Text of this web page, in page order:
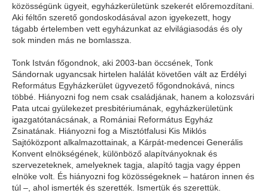
közösségünk ügyeit, egyházkerületünk szekerét előremozdítani.
Aki féltőn szerető gondoskodásával azon igyekezett, hogy
tágabb értelemben vett egyházunkat az elvilágiasodás és oly
sok minden más ne bomlassza.
Tonk István főgondnok, aki 2003-ban öccsének, Tonk
Sándornak ugyancsak hirtelen halálát követően vált az Erdélyi
Református Egyházkerület ügyvezető főgondnokává, nincs
többé. Hiányozni fog nem csak családjának, hanem a kolozsvári
Pata utcai gyülekezet presbitériumának, egyházkerületünk
igazgatótanácsának, a Romániai Református Egyház
Zsinatának. Hiányozni fog a Misztótfalusi Kis Miklós
Sajtóközpont alkalmazottainak, a Kárpát-medencei Generális
Konvent elnökségének, különböző alapítványoknak és
szervezeteknek, amelyeknek tagja, alapító tagja vagy éppen
elnöke volt. És hiányozni fog közösségeknek – határon innen és
túl –, ahol ismerték és szerették. Ismertük és szerettük.